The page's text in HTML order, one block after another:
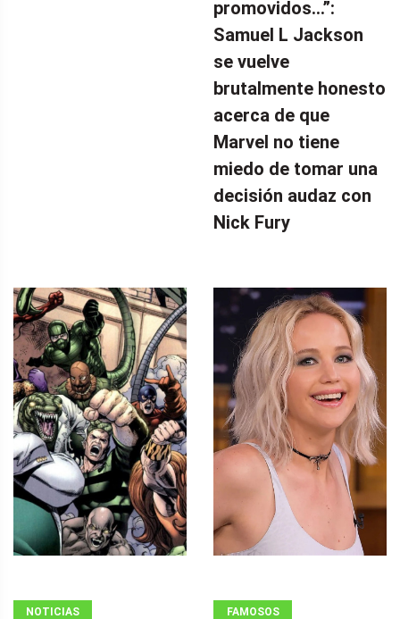
promovidos…”:
Samuel L Jackson
se vuelve
brutalmente honesto
acerca de que
Marvel no tiene
miedo de tomar una
decisión audaz con
Nick Fury
NOTICIAS FAMOSOS